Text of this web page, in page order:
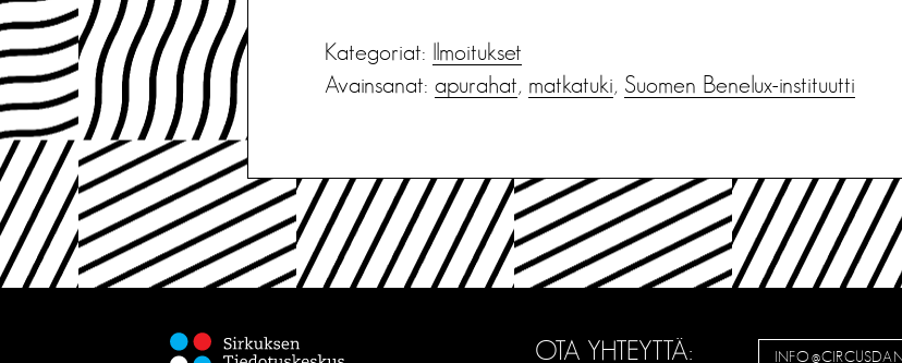
Kategoriat: Ilmoitukset
Avainsanat: apurahat, matkatuki, Suomen Benelux-instituutti
OTA YHTEYTTÄ: